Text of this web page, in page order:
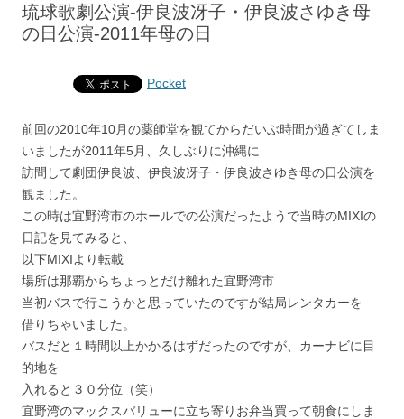
琉球歌劇公演‐伊良波冴子・伊良波さゆき母
の日公演‐2011年母の日
Pocket
前回の2010年10月の薬師堂を観てからだいぶ時間が過ぎてしま
いましたが2011年5月、久しぶりに沖縄に
訪問して劇団伊良波、伊良波冴子・伊良波さゆき母の日公演を
観ました。
この時は宜野湾市のホールでの公演だったようで当時のMIXIの
日記を見てみると、
以下MIXIより転載
場所は那覇からちょっとだけ離れた宜野湾市
当初バスで行こうかと思っていたのですが結局レンタカーを
借りちゃいました。
バスだと１時間以上かかるはずだったのですが、カーナビに目
的地を
入れると３０分位（笑）
宜野湾のマックスバリューに立ち寄りお弁当買って朝食にしま